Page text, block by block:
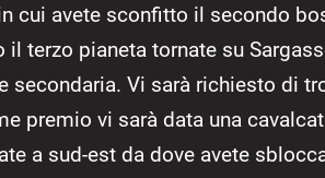
cui avete sconfitto il secondo
terzo pianeta tornate su
secondaria. Vi sarà richiesto di
premio vi sarà data una
a sud-est da dove avete